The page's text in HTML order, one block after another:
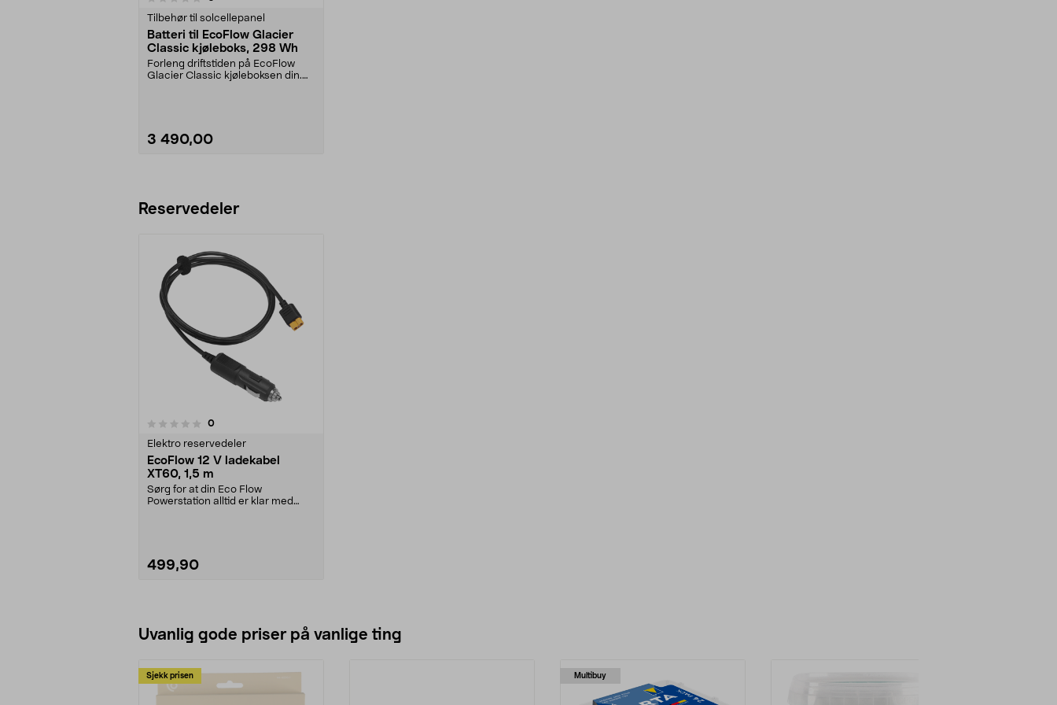
Tilbehør til solcellepanel
Batteri til EcoFlow Glacier
Classic kjøleboks, 298 Wh
Forleng driftstiden på EcoFlow
Glacier Classic kjøleboksen din.
3 490,00
Reservedeler
0anmeldelser
Elektro reservedeler
EcoFlow 12 V ladekabel
XT60, 1,5 m
Sørg for at din Eco Flow
Powerstation alltid er klar med
499,90
Uvanlig gode priser på vanlige ting
Sjekk prisen Multibuy